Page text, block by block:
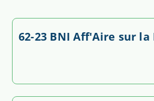
62-23 BNI Aff'Aire sur la